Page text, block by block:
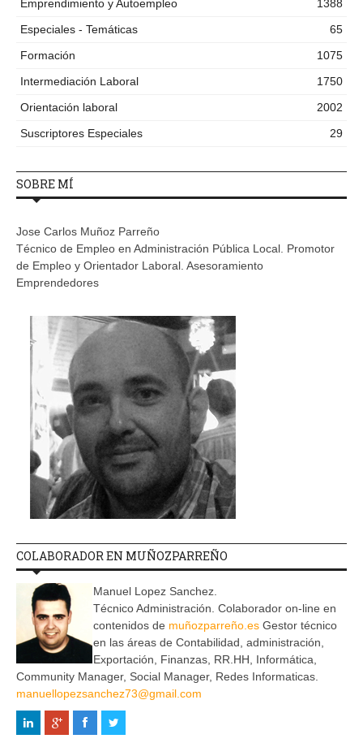
Emprendimiento y Autoempleo
1388
Especiales - Temáticas
65
Formación
1075
Intermediación Laboral
1750
Orientación laboral
2002
Suscriptores Especiales
29
SOBRE MÍ
Jose Carlos Muñoz Parreño
Técnico de Empleo en Administración Pública Local. Promotor
de Empleo y Orientador Laboral. Asesoramiento
Emprendedores
COLABORADOR EN MUÑOZPARREÑO
Manuel Lopez Sanchez.
Técnico Administración. Colaborador on-line en
contenidos de muñozparreño.es Gestor técnico
en las áreas de Contabilidad, administración,
Exportación, Finanzas, RR.HH, Informática,
Community Manager, Social Manager, Redes Informaticas.
manuellopezsanchez73@gmail.com